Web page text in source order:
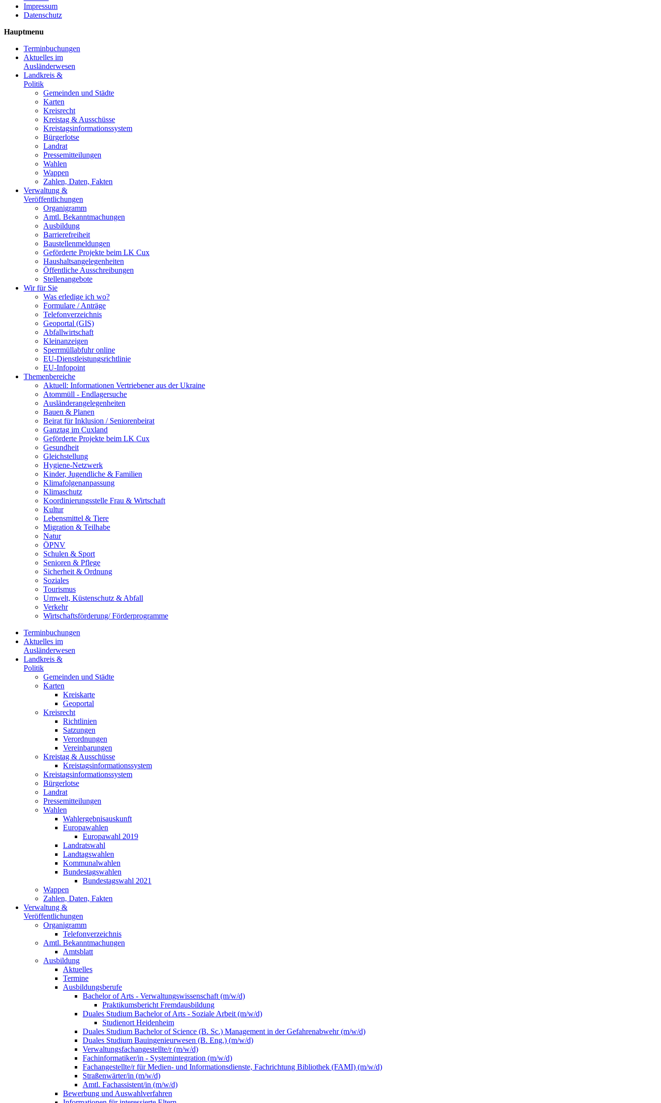
Impressum
Datenschutz
Hauptmenu
Terminbuchungen
Aktuelles im
Ausländerwesen
Landkreis &
Politik
Gemeinden und Städte
Karten
Kreisrecht
Kreistag & Ausschüsse
Kreistagsinformationssystem
Bürgerlotse
Landrat
Pressemitteilungen
Wahlen
Wappen
Zahlen, Daten, Fakten
Verwaltung &
Veröffentlichungen
Organigramm
Amtl. Bekanntmachungen
Ausbildung
Barrierefreiheit
Baustellenmeldungen
Geförderte Projekte beim LK Cux
Haushaltsangelegenheiten
Öffentliche Ausschreibungen
Stellenangebote
Wir für Sie
Was erledige ich wo?
Formulare / Anträge
Telefonverzeichnis
Geoportal (GIS)
Abfallwirtschaft
Kleinanzeigen
Sperrmüllabfuhr online
EU-Dienstleistungsrichtlinie
EU-Infopoint
Themenbereiche
Aktuell: Informationen Vertriebener aus der Ukraine
Atommüll - Endlagersuche
Ausländerangelegenheiten
Bauen & Planen
Beirat für Inklusion / Seniorenbeirat
Ganztag im Cuxland
Geförderte Projekte beim LK Cux
Gesundheit
Gleichstellung
Hygiene-Netzwerk
Kinder, Jugendliche & Familien
Klimafolgenanpassung
Klimaschutz
Koordinierungsstelle Frau & Wirtschaft
Kultur
Lebensmittel & Tiere
Migration & Teilhabe
Natur
ÖPNV
Schulen & Sport
Senioren & Pflege
Sicherheit & Ordnung
Soziales
Tourismus
Umwelt, Küstenschutz & Abfall
Verkehr
Wirtschaftsförderung/ Förderprogramme
Terminbuchungen
Aktuelles im
Ausländerwesen
Landkreis &
Politik
Gemeinden und Städte
Karten
Kreiskarte
Geoportal
Kreisrecht
Richtlinien
Satzungen
Verordnungen
Vereinbarungen
Kreistag & Ausschüsse
Kreistagsinformationssystem
Kreistagsinformationssystem
Bürgerlotse
Landrat
Pressemitteilungen
Wahlen
Wahlergebnisauskunft
Europawahlen
Europawahl 2019
Landratswahl
Landtagswahlen
Kommunalwahlen
Bundestagswahlen
Bundestagswahl 2021
Wappen
Zahlen, Daten, Fakten
Verwaltung &
Veröffentlichungen
Organigramm
Telefonverzeichnis
Amtl. Bekanntmachungen
Amtsblatt
Ausbildung
Aktuelles
Termine
Ausbildungsberufe
Bachelor of Arts - Verwaltungswissenschaft (m/w/d)
Praktikumsbericht Fremdausbildung
Duales Studium Bachelor of Arts - Soziale Arbeit (m/w/d)
Studienort Heidenheim
Duales Studium Bachelor of Science (B. Sc.) Management in der Gefahrenabwehr (m/w/d)
Duales Studium Bauingenieurwesen (B. Eng.) (m/w/d)
Verwaltungsfachangestellte/r (m/w/d)
Fachinformatiker/in - Systemintegration (m/w/d)
Fachangestellte/r für Medien- und Informationsdienste, Fachrichtung Bibliothek (FAMI) (m/w/d)
Straßenwärter/in (m/w/d)
Amtl. Fachassistent/in (m/w/d)
Bewerbung und Auswahlverfahren